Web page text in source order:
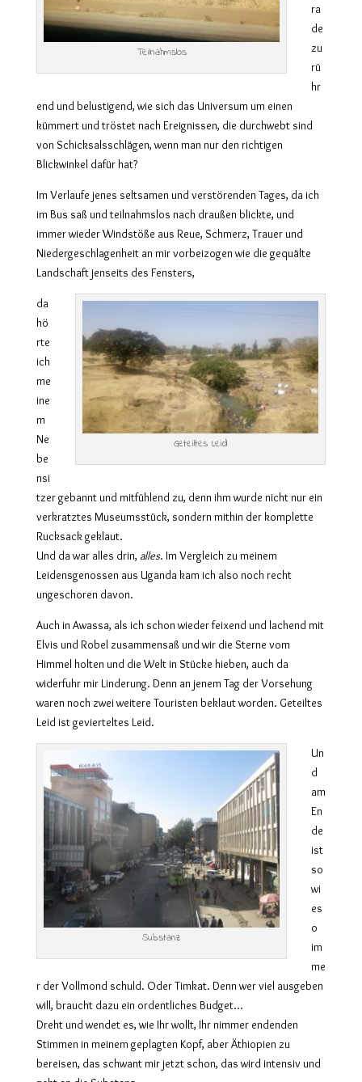
Teilnahmslos
ra
de
zu
rü
hr
end und belustigend, wie sich das Universum um einen
kümmert und tröstet nach Ereignissen, die durchwebt sind
von Schicksalsschlägen, wenn man nur den richtigen
Blickwinkel dafür hat?
Im Verlaufe jenes seltsamen und verstörenden Tages, da ich
im Bus saß und teilnahmslos nach draußen blickte, und
immer wieder Windstöße aus Reue, Schmerz, Trauer und
Niedergeschlagenheit an mir vorbeizogen wie die gequälte
Landschaft jenseits des Fensters,
Geteiltes Leid
da
hö
rte
ich
me
ine
m
Ne
be
nsi
tzer gebannt und mitfühlend zu, denn ihm wurde nicht nur ein
verkratztes Museumsstück, sondern mithin der komplette
Rucksack geklaut.
Und da war alles drin, alles. Im Vergleich zu meinem
Leidensgenossen aus Uganda kam ich also noch recht
ungeschoren davon.
Auch in Awassa, als ich schon wieder feixend und lachend mit
Elvis und Robel zusammensaß und wir die Sterne vom
Himmel holten und die Welt in Stücke hieben, auch da
widerfuhr mir Linderung. Denn an jenem Tag der Vorsehung
waren noch zwei weitere Touristen beklaut worden. Geteiltes
Leid ist gevierteltes Leid.
Substanz
Un
d
am
En
de
ist
so
wi
es
o
im
me
r der Vollmond schuld. Oder Timkat. Denn wer viel ausgeben
will, braucht dazu ein ordentliches Budget…
Dreht und wendet es, wie Ihr wollt, Ihr nimmer endenden
Stimmen in meinem geplagten Kopf, aber Äthiopien zu
bereisen, das schwant mir jetzt schon, das wird intensiv und